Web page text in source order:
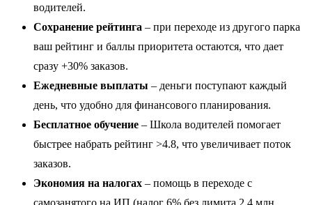
водителей.
Сохранение рейтинга – при переходе из другого парка
ваш рейтинг и баллы приоритета остаются, что дает
сразу +30% заказов.
Ежедневные выплаты – деньги поступают каждый
день, что удобно для финансового планирования.
Бесплатное обучение – Школа водителей помогает
быстрее набрать рейтинг >4.8, что увеличивает поток
заказов.
Экономия на налогах – помощь в переходе с
самозанятого на ИП (налог 6% без лимита 2,4 млн